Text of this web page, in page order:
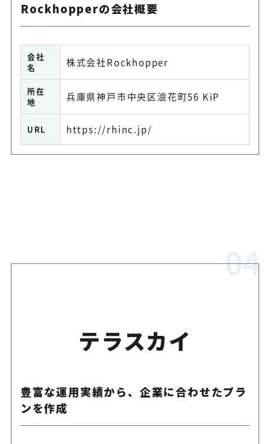
Rockhopperの会社概要
会社
名
株式会社Rockhopper
所在
地
兵庫県神戸市中央区浪花町56 KiP
URL https://rhinc.jp/
テラスカイ
豊富な運用実績から、企業に合わせたプラ
ンを作成